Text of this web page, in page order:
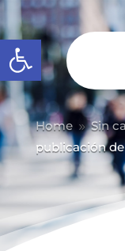
Abrir barra de
Home 9 Sin
publicación